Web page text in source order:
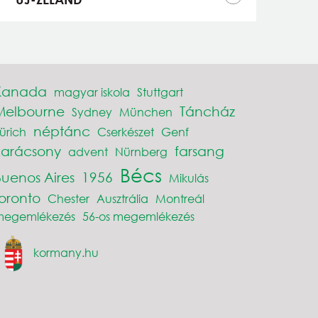
magyar iskola Stuttgart
Sydney München Táncház
néptánc Cserkészet Genf
advent Nürnberg farsang
Aires 1956 Bécs Mikulás
Chester Ausztrália Montreál
56-os megemlékezés
kormany.hu